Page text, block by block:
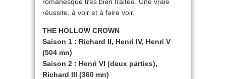
réussite, à voir et à faire voir.
THE HOLLOW CROWN
Saison 1 : Richard II, Henri IV, Henri V
(504 mn)
Saison 2 : Henri VI (deux parties),
Richard III (360 mn)